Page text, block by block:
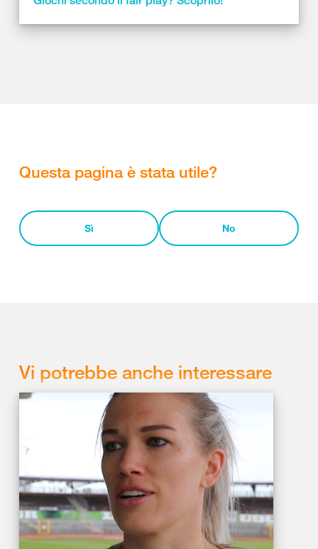
Questa pagina è stata utile?
Sì No
Vi potrebbe anche interessare